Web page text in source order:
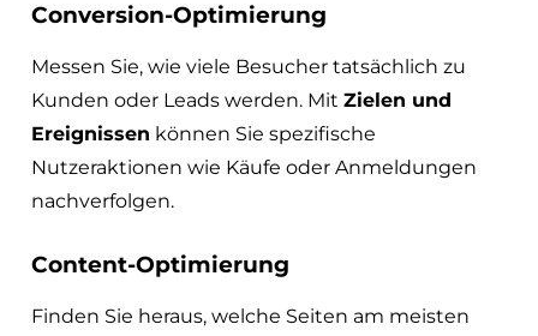
Conversion-Optimierung
Messen Sie, wie viele Besucher tatsächlich zu
Kunden oder Leads werden. Mit Zielen und
Ereignissen können Sie spezifische
Nutzeraktionen wie Käufe oder Anmeldungen
nachverfolgen.
Content-Optimierung
Finden Sie heraus, welche Seiten am meisten